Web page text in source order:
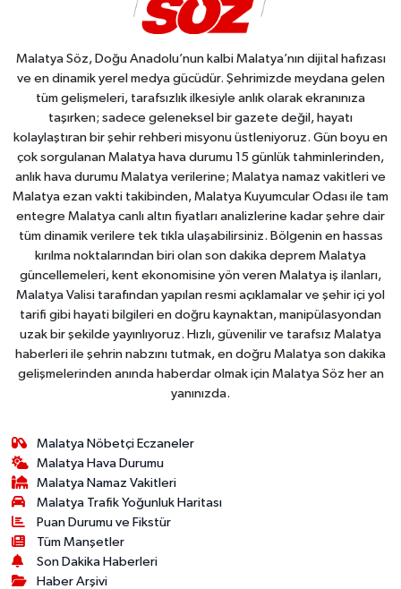
Malatya Söz, Doğu Anadolu’nun kalbi Malatya’nın dijital hafızası
ve en dinamik yerel medya gücüdür. Şehrimizde meydana gelen
tüm gelişmeleri, tarafsızlık ilkesiyle anlık olarak ekranınıza
taşırken; sadece geleneksel bir gazete değil, hayatı
kolaylaştıran bir şehir rehberi misyonu üstleniyoruz. Gün boyu en
çok sorgulanan Malatya hava durumu 15 günlük tahminlerinden,
anlık hava durumu Malatya verilerine; Malatya namaz vakitleri ve
Malatya ezan vakti takibinden, Malatya Kuyumcular Odası ile tam
entegre Malatya canlı altın fiyatları analizlerine kadar şehre dair
tüm dinamik verilere tek tıkla ulaşabilirsiniz. Bölgenin en hassas
kırılma noktalarından biri olan son dakika deprem Malatya
güncellemeleri, kent ekonomisine yön veren Malatya iş ilanları,
Malatya Valisi tarafından yapılan resmi açıklamalar ve şehir içi yol
tarifi gibi hayati bilgileri en doğru kaynaktan, manipülasyondan
uzak bir şekilde yayınlıyoruz. Hızlı, güvenilir ve tarafsız Malatya
haberleri ile şehrin nabzını tutmak, en doğru Malatya son dakika
gelişmelerinden anında haberdar olmak için Malatya Söz her an
yanınızda.
Malatya Nöbetçi Eczaneler
Malatya Hava Durumu
Malatya Namaz Vakitleri
Malatya Trafik Yoğunluk Haritası
Puan Durumu ve Fikstür
Tüm Manşetler
Son Dakika Haberleri
Haber Arşivi